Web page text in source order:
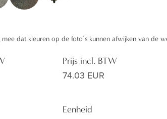
mee dat kleuren op de foto’s kunnen afwijken van de
Prijs incl. BTW
74.03 EUR
Eenheid